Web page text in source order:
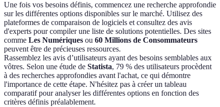
Une fois vos besoins définis, commencez une recherche approfondie
sur les différentes options disponibles sur le marché. Utilisez des
plateformes de comparaison de logiciels et consultez des avis
d'experts pour compiler une liste de solutions potentielles. Des sites
comme Les Numériques ou 60 Millions de Consommateurs
peuvent être de précieuses ressources.
Rassemblez les avis d’utilisateurs ayant des besoins semblables aux
vôtres. Selon une étude de Statista, 79 % des utilisateurs procèdent
à des recherches approfondies avant l'achat, ce qui démontre
l'importance de cette étape. N'hésitez pas à créer un tableau
comparatif pour analyser les différentes options en fonction des
critères définis préalablement.